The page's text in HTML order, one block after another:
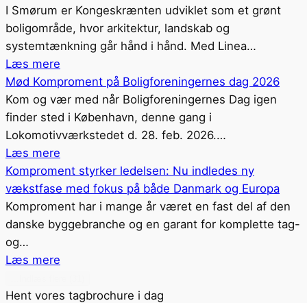
I Smørum er Kongeskrænten udviklet som et grønt
boligområde, hvor arkitektur, landskab og
systemtænkning går hånd i hånd. Med Linea…
Læs mere
Mød Komproment på Boligforeningernes dag 2026
Kom og vær med når Boligforeningernes Dag igen
finder sted i København, denne gang i
Lokomotivværkstedet d. 28. feb. 2026.…
Læs mere
Komproment styrker ledelsen: Nu indledes ny
vækstfase med fokus på både Danmark og Europa
Komproment har i mange år været en fast del af den
danske byggebranche og en garant for komplette tag-
og…
Læs mere
Hent vores tagbrochure i dag